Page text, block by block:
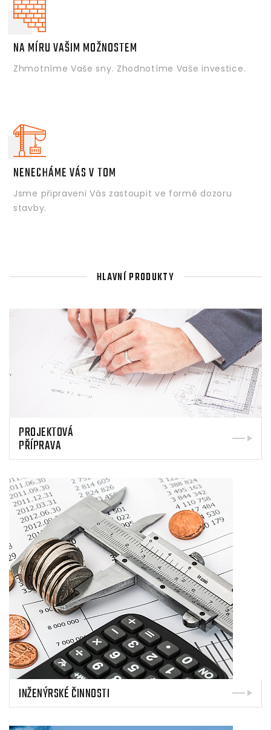
NA MÍRU VAŠIM MOŽNOSTEM
Zhmotníme Vaše sny. Zhodnotíme Vaše investice.
NENECHÁME VÁS V TOM
Jsme připraveni Vás zastoupit ve formě dozoru
stavby.
HLAVNÍ PRODUKTY
PROJEKTOVÁ
PŘÍPRAVA
INŽENÝRSKÉ ČINNOSTI